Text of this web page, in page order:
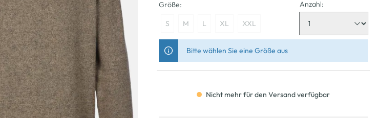
Größe:
S M L XL XXL
Anzahl:
Bitte wählen Sie eine Größe aus
Nicht mehr für den Versand verfügbar